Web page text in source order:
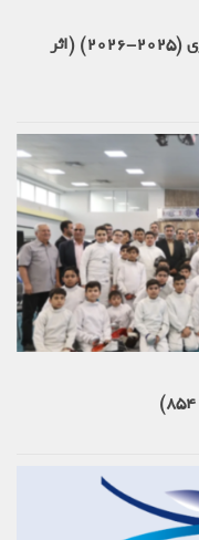
قوانین تکنیکی فدراسیون جهانی شمشیربازی (2025-2026) (اثر